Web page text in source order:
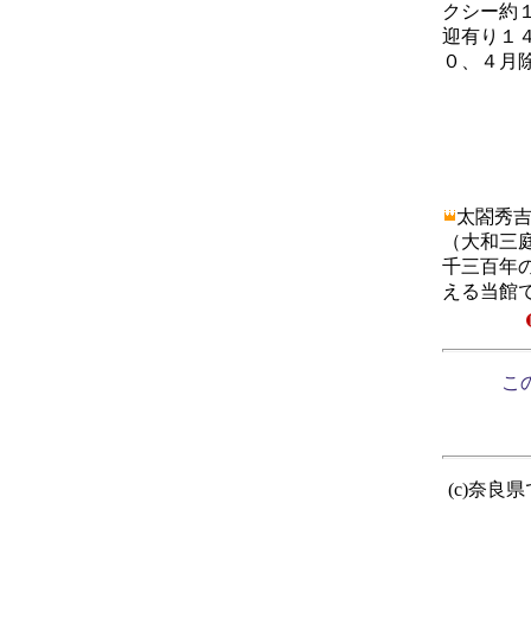
クシー約
迎有り１
０、４月
太閤秀
（大和三
千三百年
える当館
こ
(c)奈良